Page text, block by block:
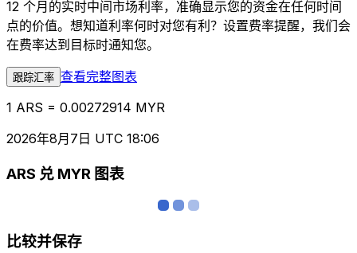
12 个月的实时中间市场利率，准确显示您的资金在任何时间
点的价值。想知道利率何时对您有利？设置费率提醒，我们会
在费率达到目标时通知您。
跟踪汇率 查看完整图表
1 ARS = 0.00272914 MYR
2026年8月7日 UTC 18:06
ARS 兑 MYR 图表
比较并保存